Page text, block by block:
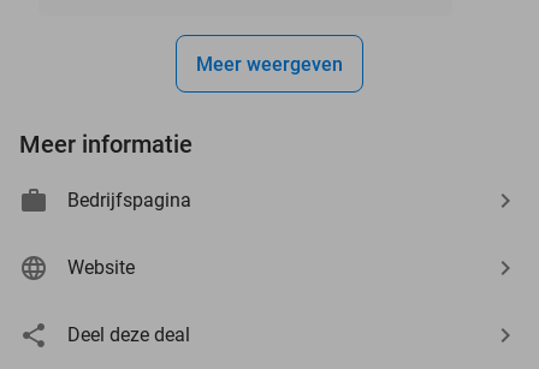
Meer weergeven
Meer informatie
Bedrijfspagina
Website
Deel deze deal